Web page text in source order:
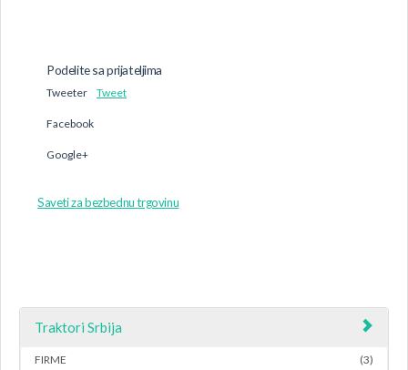
Podelite sa prijateljima
Tweeter Tweet
Facebook
Google+
Saveti za bezbednu trgovinu
Traktori Srbija
FIRME
(3)